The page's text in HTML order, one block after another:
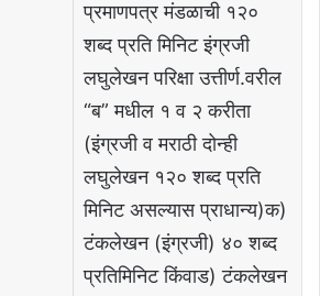
प्रमाणपत्र मंडळाची १२०
शब्द प्रति मिनिट इंग्रजी
लघुलेखन परिक्षा उत्तीर्ण.वरील
“ब” मधील १ व २ करीता
(इंग्रजी व मराठी दोन्ही
लघुलेखन १२० शब्द प्रति
मिनिट असल्यास प्राधान्य)क)
टंकलेखन (इंग्रजी) ४० शब्द
प्रतिमिनिट किंवाड) टंकलेखन